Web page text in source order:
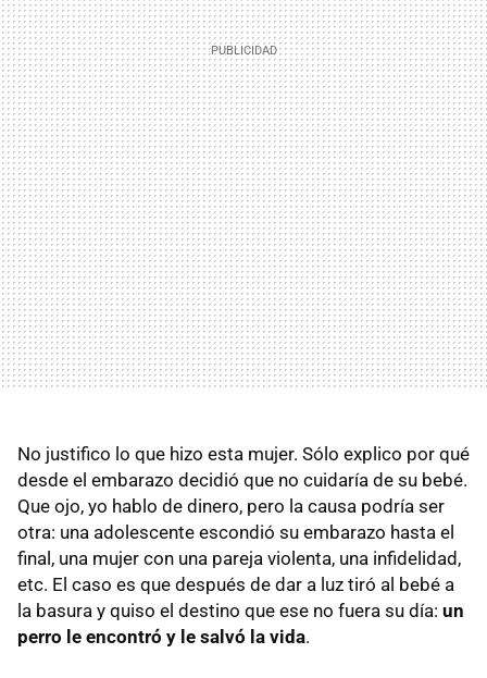
No justifico lo que hizo esta mujer. Sólo explico por qué
desde el embarazo decidió que no cuidaría de su bebé.
Que ojo, yo hablo de dinero, pero la causa podría ser
otra: una adolescente escondió su embarazo hasta el
final, una mujer con una pareja violenta, una infidelidad,
etc. El caso es que después de dar a luz tiró al bebé a
la basura y quiso el destino que ese no fuera su día: un
perro le encontró y le salvó la vida.